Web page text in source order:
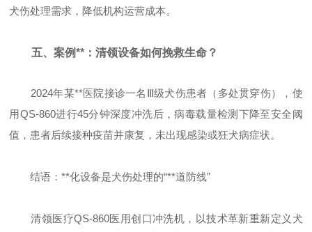
犬伤处理需求，降低机构运营成本。
五、案例**：清领设备如何挽救生命？
2024年某**医院接诊一名Ⅲ级犬伤患者（多处贯穿伤），使
用QS-860进行45分钟深度冲洗后，病毒载量检测下降至安全阈
值，患者后续接种疫苗并康复，未出现感染或狂犬病症状。
结语：**化设备是犬伤处理的“**道防线”
清领医疗QS-860医用创口冲洗机，以技术革新重新定义犬